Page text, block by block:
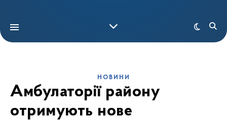
НОВИНИ
Амбулаторії району
отримують нове